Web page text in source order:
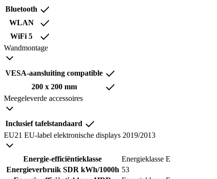
Bluetooth
WLAN
WiFi 5
Wandmontage
VESA-aansluiting compatible
200 x 200 mm
Meegeleverde accessoires
Inclusief tafelstandaard
EU21 EU-label elektronische displays 2019/2013
Energie-efficiëntieklasse
Energieklasse E
Energieverbruik SDR kWh/1000h 53